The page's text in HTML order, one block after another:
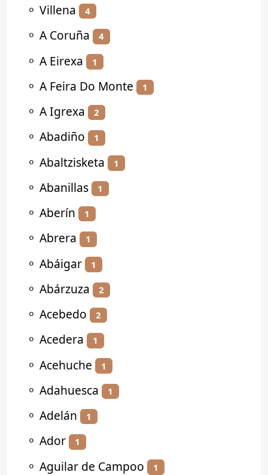
⚬ Villena 4
⚬ A Coruña 4
⚬ A Eirexa 1
⚬ A Feira Do Monte 1
⚬ A Igrexa 2
⚬ Abadiño 1
⚬ Abaltzisketa 1
⚬ Abanillas 1
⚬ Aberín 1
⚬ Abrera 1
⚬ Abáigar 1
⚬ Abárzuza 2
⚬ Acebedo 2
⚬ Acedera 1
⚬ Acehuche 1
⚬ Adahuesca 1
⚬ Adelán 1
⚬ Ador 1
⚬ Aguilar de Campoo 1